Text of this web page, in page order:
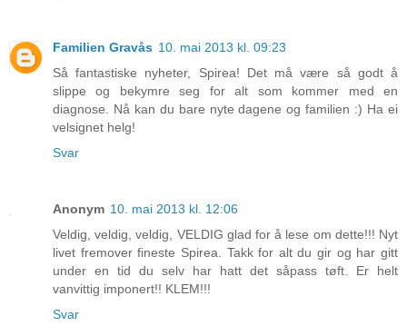
Familien Gravås 10. mai 2013 kl. 09:23
Så fantastiske nyheter, Spirea! Det må være så godt å
slippe og bekymre seg for alt som kommer med en
diagnose. Nå kan du bare nyte dagene og familien :) Ha ei
velsignet helg!
Svar
Anonym 10. mai 2013 kl. 12:06
Veldig, veldig, veldig, VELDIG glad for å lese om dette!!! Nyt
livet fremover fineste Spirea. Takk for alt du gir og har gitt
under en tid du selv har hatt det såpass tøft. Er helt
vanvittig imponert!! KLEM!!!
Svar